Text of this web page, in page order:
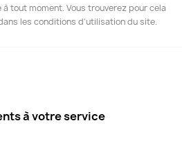
tout moment. Vous trouverez pour cela
les conditions d'utilisation du site.
à votre service